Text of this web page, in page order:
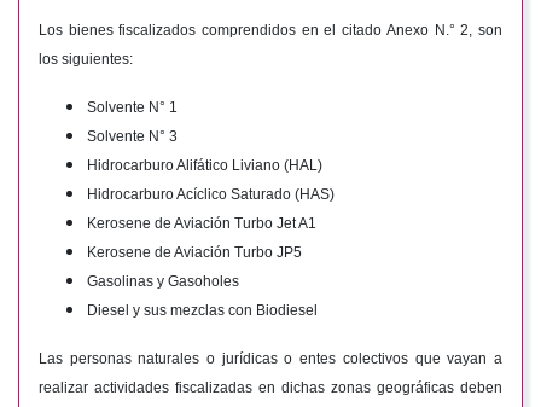
Los bienes fiscalizados comprendidos en el citado Anexo N.° 2, son
los siguientes:
Solvente N° 1
Solvente N° 3
Hidrocarburo Alifático Liviano (HAL)
Hidrocarburo Acíclico Saturado (HAS)
Kerosene de Aviación Turbo Jet A1
Kerosene de Aviación Turbo JP5
Gasolinas y Gasoholes
Diesel y sus mezclas con Biodiesel
Las personas naturales o jurídicas o entes colectivos que vayan a
realizar actividades fiscalizadas en dichas zonas geográficas deben